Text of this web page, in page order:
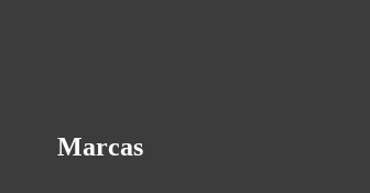
Marcas